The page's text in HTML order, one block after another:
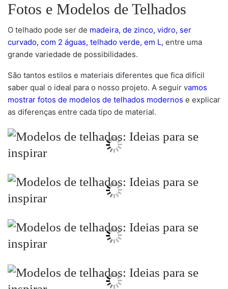
Fotos e Modelos de Telhados
O telhado pode ser de madeira, de zinco, vidro, ser
curvado, com 2 águas, telhado verde, em L, entre uma
grande variedade de possibilidades.
São tantos estilos e materiais diferentes que fica difícil
saber qual o ideal para o nosso projeto. A seguir vamos
mostrar fotos de modelos de telhados modernos e explicar
as diferenças entre cada tipo de material.